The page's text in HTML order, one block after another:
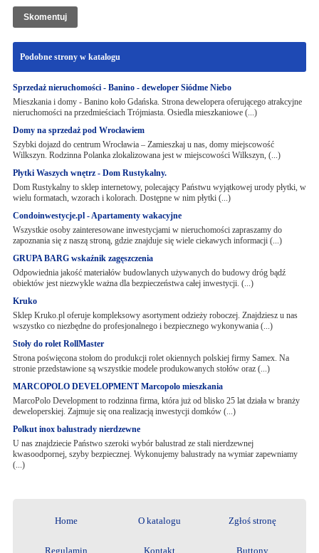
Podobne strony w katalogu
Sprzedaż nieruchomości - Banino - deweloper Siódme Niebo
Mieszkania i domy - Banino koło Gdańska. Strona dewelopera oferującego atrakcyjne
nieruchomości na przedmieściach Trójmiasta. Osiedla mieszkaniowe (...)
Domy na sprzedaż pod Wrocławiem
Szybki dojazd do centrum Wrocławia – Zamieszkaj u nas, domy miejscowość
Wilkszyn. Rodzinna Polanka zlokalizowana jest w miejscowości Wilkszyn, (...)
Płytki Waszych wnętrz - Dom Rustykalny.
Dom Rustykalny to sklep internetowy, polecający Państwu wyjątkowej urody płytki, w
wielu formatach, wzorach i kolorach. Dostępne w nim płytki (...)
Condoinwestycje.pl - Apartamenty wakacyjne
Wszystkie osoby zainteresowane inwestycjami w nieruchomości zapraszamy do
zapoznania się z naszą stroną, gdzie znajduje się wiele ciekawych informacji (...)
GRUPA BARG wskaźnik zagęszczenia
Odpowiednia jakość materiałów budowlanych używanych do budowy dróg bądź
obiektów jest niezwykle ważna dla bezpieczeństwa całej inwestycji. (...)
Kruko
Sklep Kruko.pl oferuje kompleksowy asortyment odzieży roboczej. Znajdziesz u nas
wszystko co niezbędne do profesjonalnego i bezpiecznego wykonywania (...)
Stoły do rolet RollMaster
Strona poświęcona stołom do produkcji rolet okiennych polskiej firmy Samex. Na
stronie przedstawione są wszystkie modele produkowanych stołów oraz (...)
MARCOPOLO DEVELOPMENT Marcopolo mieszkania
MarcoPolo Development to rodzinna firma, która już od blisko 25 lat działa w branży
deweloperskiej. Zajmuje się ona realizacją inwestycji domków (...)
Polkut inox balustrady nierdzewne
U nas znajdziecie Państwo szeroki wybór balustrad ze stali nierdzewnej
kwasoodpornej, szyby bezpiecznej. Wykonujemy balustrady na wymiar zapewniamy
(...)
Home O katalogu Zgłoś stronę
Regulamin Kontakt Buttony